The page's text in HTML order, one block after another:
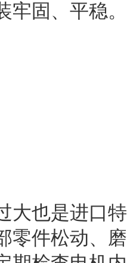
牢固、平稳。
大也是进口
零件松动、